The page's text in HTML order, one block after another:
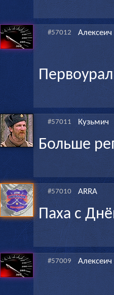
#57012 Алексеич
#57011 Кузьмич
Больше
#57010 ARRA
Паха с
#57009 Алексеич